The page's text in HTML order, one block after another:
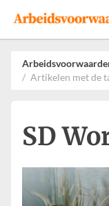
Events
Adverteren
Leveranciers
Werkgevers
Artikelen met de
SD